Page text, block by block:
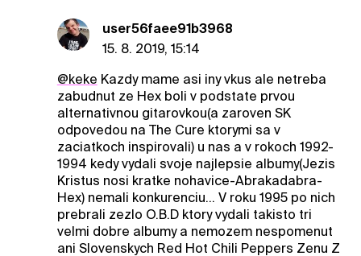
user56faee91b3968
15. 8. 2019, 15:14
@keke Kazdy mame asi iny vkus ale netreba
zabudnut ze Hex boli v podstate prvou
alternativnou gitarovkou(a zaroven SK
odpovedou na The Cure ktorymi sa v
zaciatkoch inspirovali) u nas a v rokoch 1992-
1994 kedy vydali svoje najlepsie albumy(Jezis
Kristus nosi kratke nohavice-Abrakadabra-
Hex) nemali konkurenciu... V roku 1995 po nich
prebrali zezlo O.B.D ktory vydali takisto tri
velmi dobre albumy a nemozem nespomenut
ani Slovenskych Red Hot Chili Peppers Zenu Z